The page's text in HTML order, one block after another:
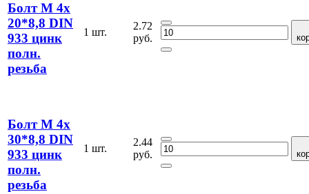
Болт М 4х
20*8,8 DIN
933 цинк
полн.
резьба
1 шт.
2.72
руб.
Болт М 4х
30*8,8 DIN
933 цинк
полн.
резьба
1 шт.
2.44
руб.